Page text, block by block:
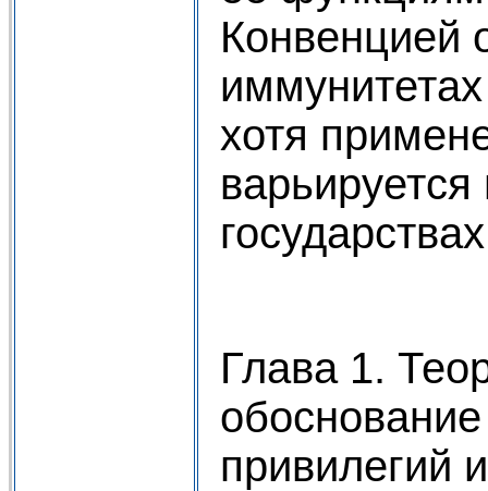
Конвенцией
хотя
Глава 1.
привилегий